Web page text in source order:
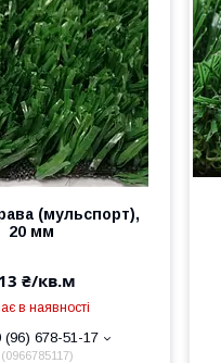
(мульспорт),
20 мм
₴/кв.м
в наявності
(96) 678-51-17
0966785117